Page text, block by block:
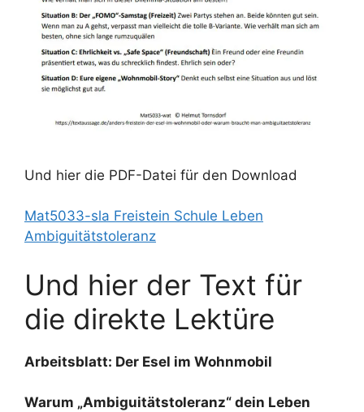
Und hier die PDF-Datei für den Download
Mat5033-sla Freistein Schule Leben
Ambiguitätstoleranz
Und hier der Text für
die direkte Lektüre
Arbeitsblatt: Der Esel im Wohnmobil
Warum „Ambiguitätstoleranz“ dein Leben